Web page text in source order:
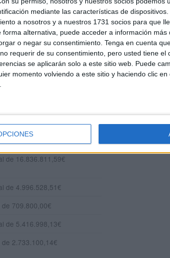
mediante las características de
a nosotros y a nuestros 1731 socios para que
forma alternativa, puede acceder a información más
o negar su consentimiento. Tenga en cuenta
requerir de su consentimiento, pero usted tiene el
se aplicarán solo a este sitio web. Puede
momento volviendo a este sitio y haciendo clic
Gobierno de España en
de 39.299.345,23€
4.358.566,25€
936.221,96€
de 16.836.811,59€
de 4.996.528,51€
709.800,00€
de 5.416.998,13€
2.733.100,14€